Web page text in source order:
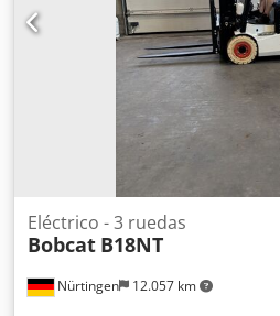
Nürtingen 12.057 km
Eléctrico - 3 ruedas
Bobcat B18NT